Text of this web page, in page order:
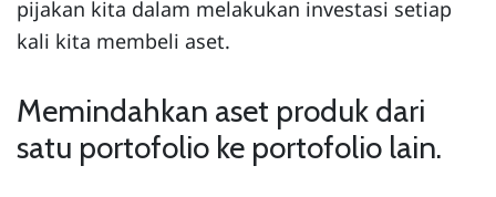
pijakan kita dalam melakukan investasi setiap
kali kita membeli aset.
Memindahkan aset produk dari
satu portofolio ke portofolio lain.